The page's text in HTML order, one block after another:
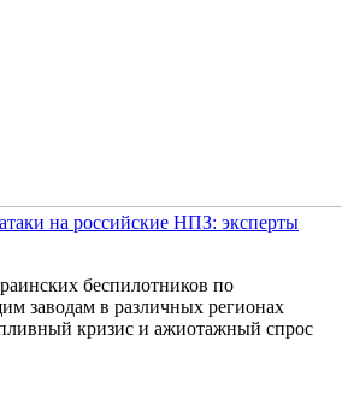
на российские НПЗ: эксперты
беспилотников по
заводам в различных регионах
кризис и ажиотажный спрос